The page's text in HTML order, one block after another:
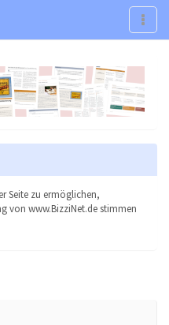
Seite zu ermöglichen,
von www.BizziNet.de stimmen